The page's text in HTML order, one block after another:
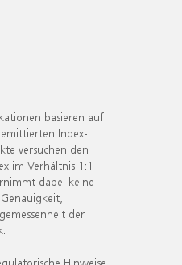
basieren auf
Index-
versuchen den
im Verhältnis 1:1
dabei keine
der